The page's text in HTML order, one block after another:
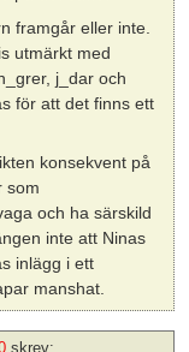
framgår eller inte.
utmärkt med
j_dar och
för att det finns ett
konsekvent på
som
och ha särskild
inte att Ninas
inlägg i ett
manshat.
skrev: